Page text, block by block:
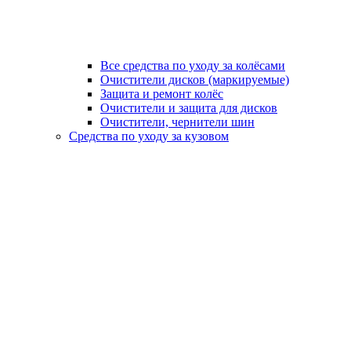
Все средства по уходу за колёсами
Очистители дисков (маркируемые)
Защита и ремонт колёс
Очистители и защита для дисков
Очистители, чернители шин
Средства по уходу за кузовом